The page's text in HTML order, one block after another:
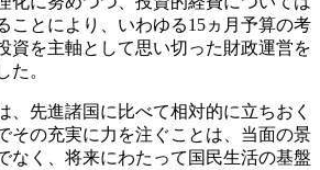
ことにより、いわゆる15ヵ月予算の考
資を主軸として思い切った財政運営を
た。
先進諸国に比べて相対的に立ちおく
その充実に力を注ぐことは、当面の景
なく、将来にわたって国民生活の基盤